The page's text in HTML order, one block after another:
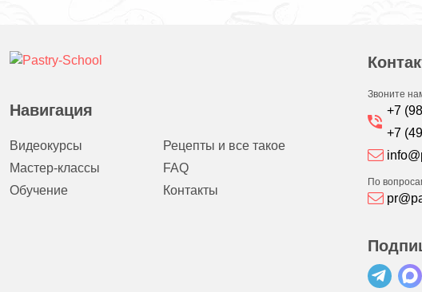
Навигация
Видеокурсы
Мастер-классы
Обучение
Рецепты и все такое
FAQ
Контакты
Звоните
+7
+7
По